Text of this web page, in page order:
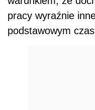
pracy wyraźnie
podstawowym